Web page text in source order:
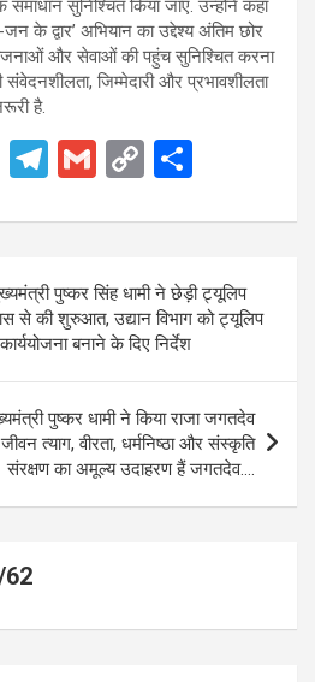
समाधान सुनिश्चित किया जाए. उन्होंने कहा
द्वार’ अभियान का उद्देश्य अंतिम छोर
और सेवाओं की पहुंच सुनिश्चित करना
जिम्मेदारी और प्रभावशीलता
है.
X
T
e
a
m
G
ail
C
py
Li
n
k
ar
e
पुष्कर सिंह धामी ने छेड़ी ट्यूलिप
से की शुरुआत, उद्यान विभाग को ट्यूलिप
बनाने के दिए निर्देश
पुष्कर धामी ने किया राजा जगतदेव
त्याग, वीरता, धर्मनिष्ठा और संस्कृति
संरक्षण का अमूल्य उदाहरण हैं जगतदेव….
62